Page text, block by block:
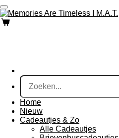
Ga
direct
naar
Home
Nieuw
Cadeautjes & Zo
Alle Cadeautjes